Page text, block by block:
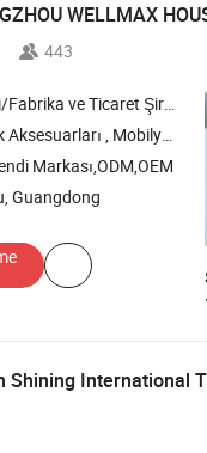
WELLMAX
443
ve Ticaret Şirketi
, Mobilya Donanımı
Markası,ODM,OEM
Guangdong
Shining International